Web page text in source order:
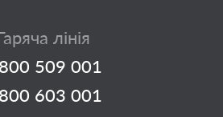
лінія
509 001
603 001